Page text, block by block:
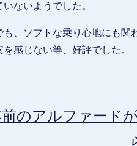
ないようでした。
、ソフトな乗り心地にも
感じない等、好評でした。
のアルファード